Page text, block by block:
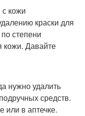
кожи
краски для
степени
кожи. Давайте
нужно удалить
средств.
или в аптечке.